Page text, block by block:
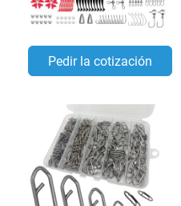
Pedir la cotización